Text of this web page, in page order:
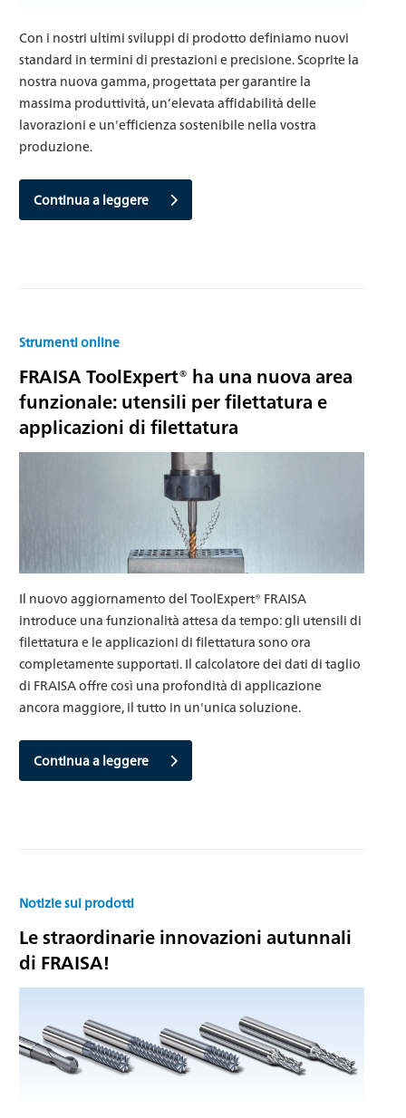
Con i nostri ultimi sviluppi di prodotto definiamo nuovi
standard in termini di prestazioni e precisione. Scoprite la
nostra nuova gamma, progettata per garantire la
massima produttività, un’elevata affidabilità delle
lavorazioni e un'efficienza sostenibile nella vostra
produzione.
Continua a leggere
Strumenti online
FRAISA ToolExpert® ha una nuova area
funzionale: utensili per filettatura e
applicazioni di filettatura
Il nuovo aggiornamento del ToolExpert® FRAISA
introduce una funzionalità attesa da tempo: gli utensili di
filettatura e le applicazioni di filettatura sono ora
completamente supportati. Il calcolatore dei dati di taglio
di FRAISA offre così una profondità di applicazione
ancora maggiore, il tutto in un'unica soluzione.
Continua a leggere
Notizie sui prodotti
Le straordinarie innovazioni autunnali
di FRAISA!